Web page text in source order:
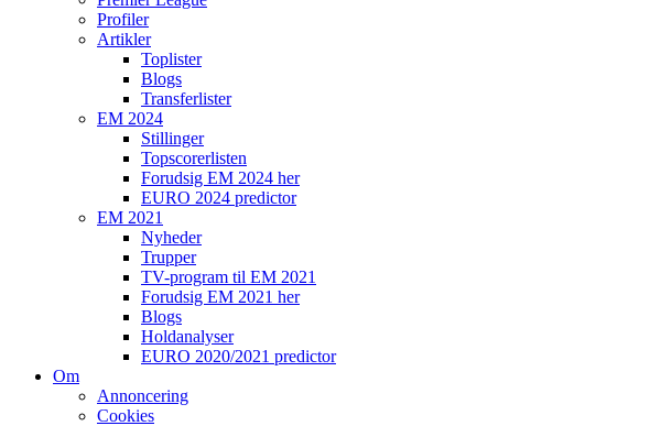
Profiler
Artikler
Toplister
Blogs
Transferlister
EM 2024
Stillinger
Topscorerlisten
Forudsig EM 2024 her
EURO 2024 predictor
EM 2021
Nyheder
Trupper
TV-program til EM 2021
Forudsig EM 2021 her
Blogs
Holdanalyser
EURO 2020/2021 predictor
Om
Annoncering
Cookies